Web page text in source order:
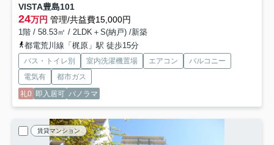
VISTA豊島101
24万円 管理/共益費15,000円
1階 / 58.53㎡ / 2LDK＋S(納戸) /新築
都電荒川線「梶原」駅 徒歩15分
バス・トイレ別 室内洗濯機置場 エアコン
バルコニー
電気有
都市ガス
礼0 即入居可 パノラマ
賃貸マンション